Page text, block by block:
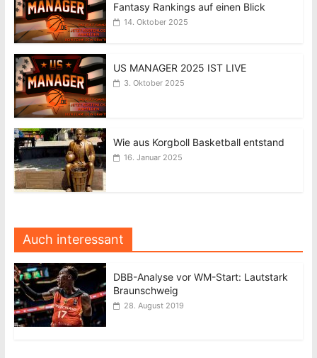
Fantasy Rankings auf einen Blick
14. Oktober 2025
US MANAGER 2025 IST LIVE
3. Oktober 2025
Wie aus Korgboll Basketball entstand
16. Januar 2025
Auch interessant
DBB-Analyse vor WM-Start: Lautstark
Braunschweig
28. August 2019